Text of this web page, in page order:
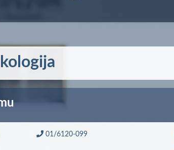
01/6120-099